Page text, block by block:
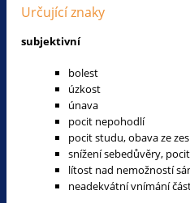
Určující znaky
subjektivní
bolest
úzkost
únava
pocit nepohodlí
pocit studu, obava ze
snížení sebedůvěry,
lítost nad nemožností
neadekvátní vnímání